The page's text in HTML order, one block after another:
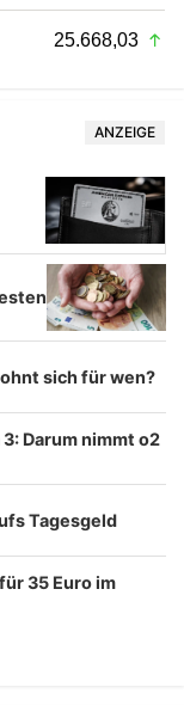
25.668,03